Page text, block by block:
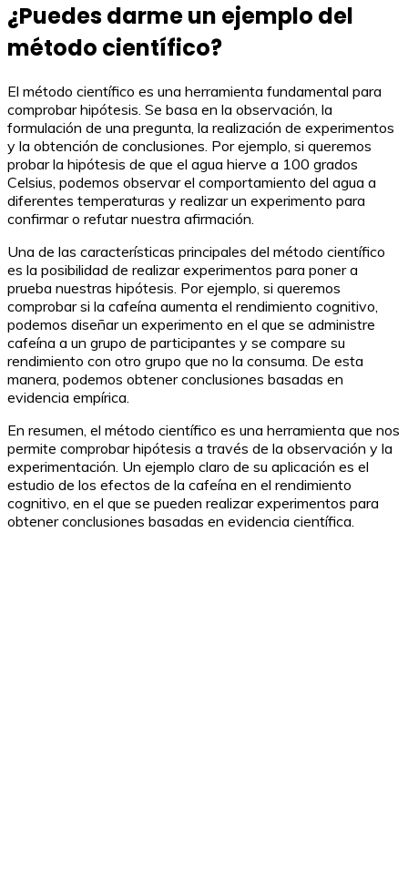
¿Puedes darme un ejemplo del
método científico?
El método científico es una herramienta fundamental para
comprobar hipótesis. Se basa en la observación, la
formulación de una pregunta, la realización de experimentos
y la obtención de conclusiones. Por ejemplo, si queremos
probar la hipótesis de que el agua hierve a 100 grados
Celsius, podemos observar el comportamiento del agua a
diferentes temperaturas y realizar un experimento para
confirmar o refutar nuestra afirmación.
Una de las características principales del método científico
es la posibilidad de realizar experimentos para poner a
prueba nuestras hipótesis. Por ejemplo, si queremos
comprobar si la cafeína aumenta el rendimiento cognitivo,
podemos diseñar un experimento en el que se administre
cafeína a un grupo de participantes y se compare su
rendimiento con otro grupo que no la consuma. De esta
manera, podemos obtener conclusiones basadas en
evidencia empírica.
En resumen, el método científico es una herramienta que nos
permite comprobar hipótesis a través de la observación y la
experimentación. Un ejemplo claro de su aplicación es el
estudio de los efectos de la cafeína en el rendimiento
cognitivo, en el que se pueden realizar experimentos para
obtener conclusiones basadas en evidencia científica.